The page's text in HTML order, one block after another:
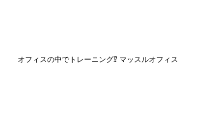
オフィスの中でトレーニング⁉ マッスルオフィス